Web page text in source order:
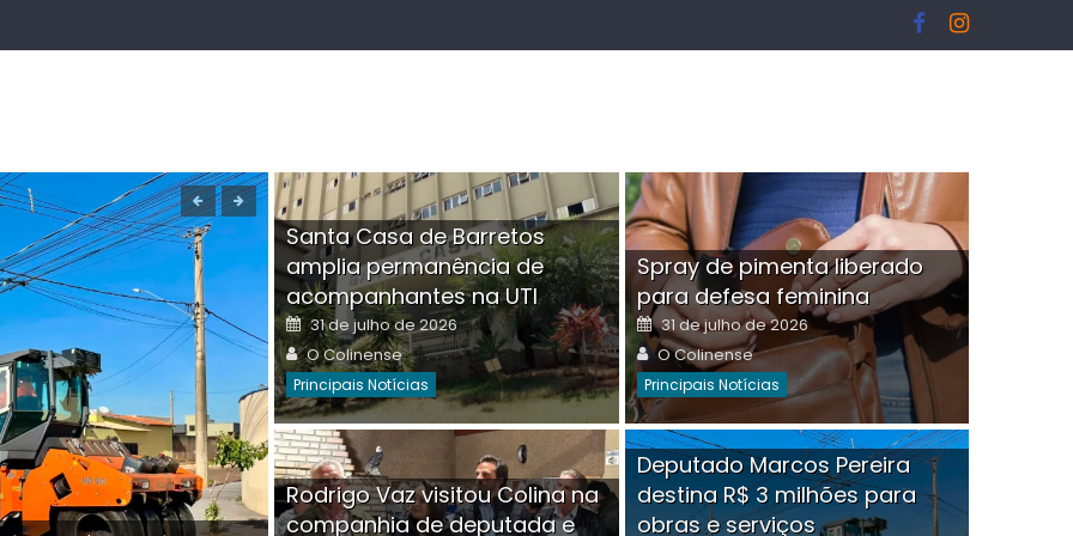
Boutique na Av. Ângelo Martins Tristão é
invadida por criminoso mascarado
Posted
30 de julho de 2026 Author
O Colinense Comment(0)
Santa Casa de Barretos
amplia permanência de
acompanhantes na UTI
Posted
on
31 de julho de 2026
Author
O Colinense
Principais Notícias
Spray de pimenta liberado
para defesa feminina
Posted
on
31 de julho de 2026
Author
O Colinense
Principais Notícias
Rodrigo Vaz visitou Colina na
companhia de deputada e
Deputado Marcos Pereira
destina R$ 3 milhões para
obras e serviços